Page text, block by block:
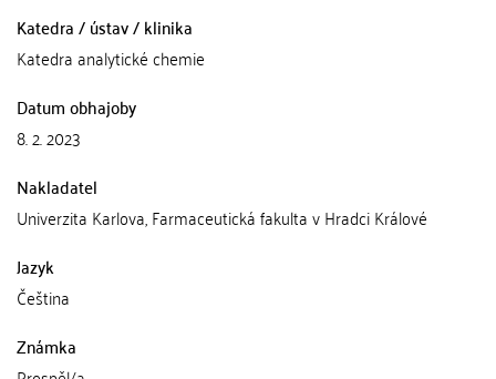
Katedra / ústav / klinika
Katedra analytické chemie
Datum obhajoby
8. 2. 2023
Nakladatel
Univerzita Karlova, Farmaceutická fakulta v Hradci Králové
Jazyk
Čeština
Známka